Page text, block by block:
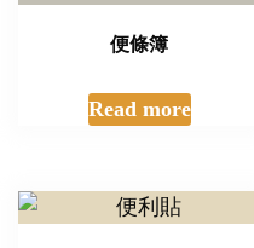
便條簿
Read more